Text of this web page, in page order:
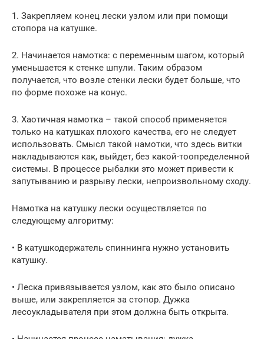
1. Закрепляем конец лески узлом или при помощи
стопора на катушке.
2. Начинается намотка: с переменным шагом, который
уменьшается к стенке шпули. Таким образом
получается, что возле стенки лески будет больше, что
по форме похоже на конус.
3. Хаотичная намотка – такой способ применяется
только на катушках плохого качества, его не следует
использовать. Смысл такой намотки, что здесь витки
накладываются как, выйдет, без какой-тоопределенной
системы. В процессе рыбалки это может привести к
запутыванию и разрыву лески, непроизвольному сходу.
Намотка на катушку лески осуществляется по
следующему алгоритму:
• В катушкодержатель спиннинга нужно установить
катушку.
• Леска привязывается узлом, как это было описано
выше, или закрепляется за стопор. Дужка
лесоукладывателя при этом должна быть открыта.